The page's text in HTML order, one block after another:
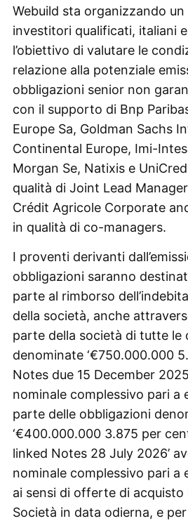
Webuild sta organizzando
investitori qualificati, italiani
l’obiettivo di valutare le
relazione alla potenziale
obbligazioni senior non
con il supporto di Bnp
Europe Sa, Goldman Sachs
Continental Europe, Imi-
Morgan Se, Natixis e
qualità di Joint Lead
Crédit Agricole Corporate
in qualità di co-managers.
I proventi derivanti
obbligazioni saranno
parte al rimborso
della società, anche
parte della società di tutte le
denominate ‘€750.000.000
Notes due 15 December
nominale complessivo pari a
parte delle obbligazioni
‘€400.000.000 3.875 per
linked Notes 28 July 2026’
nominale complessivo pari a
ai sensi di offerte di acquisto
Società in data odierna, e